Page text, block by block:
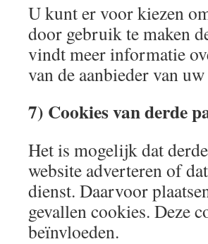
U kunt er voor kiezen
door gebruik te maken
vindt meer informatie
van de aanbieder van
7) Cookies van derde
Het is mogelijk dat
website adverteren of
dienst. Daarvoor
gevallen cookies. Deze
beïnvloeden.